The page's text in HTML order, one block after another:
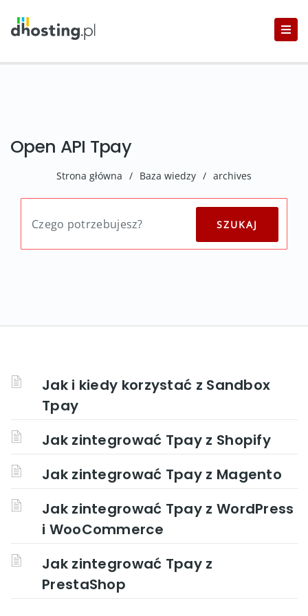
Open API Tpay
Strona główna / Baza wiedzy / archives
Jak i kiedy korzystać z Sandbox
Tpay
Jak zintegrować Tpay z Shopify
Jak zintegrować Tpay z Magento
Jak zintegrować Tpay z WordPress
i WooCommerce
Jak zintegrować Tpay z
PrestaShop